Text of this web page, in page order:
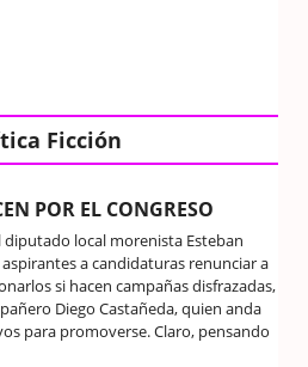
Ficción
POR EL CONGRESO
diputado local morenista Esteban
a candidaturas renunciar a
si hacen campañas disfrazadas,
Diego Castañeda, quien anda
para promoverse. Claro, pensando